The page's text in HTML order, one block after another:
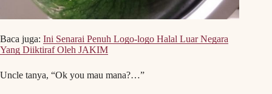
Baca juga: Ini Senarai Penuh Logo-logo Halal Luar Negara
Yang Diiktiraf Oleh JAKIM
Uncle tanya, “Ok you mau mana?…”